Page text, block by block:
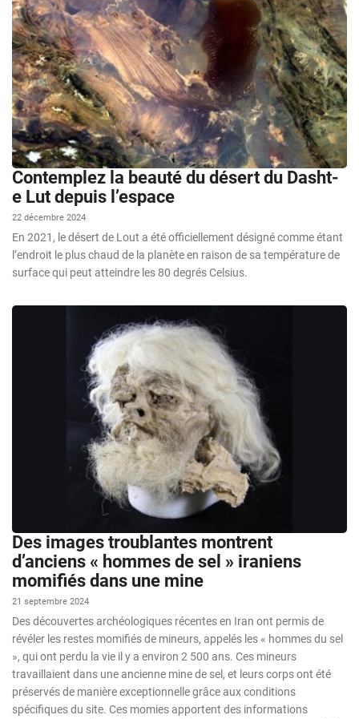
Contemplez la beauté du désert du Dasht-
e Lut depuis l’espace
22 décembre 2024
En 2021, le désert de Lout a été officiellement désigné comme étant
l’endroit le plus chaud de la planète en raison de sa température de
surface qui peut atteindre les 80 degrés Celsius.
Des images troublantes montrent
d’anciens « hommes de sel » iraniens
momifiés dans une mine
21 septembre 2024
Des découvertes archéologiques récentes en Iran ont permis de
révéler les restes momifiés de mineurs, appelés les « hommes du sel
», qui ont perdu la vie il y a environ 2 500 ans. Ces mineurs
travaillaient dans une ancienne mine de sel, et leurs corps ont été
préservés de manière exceptionnelle grâce aux conditions
spécifiques du site. Ces momies apportent des informations